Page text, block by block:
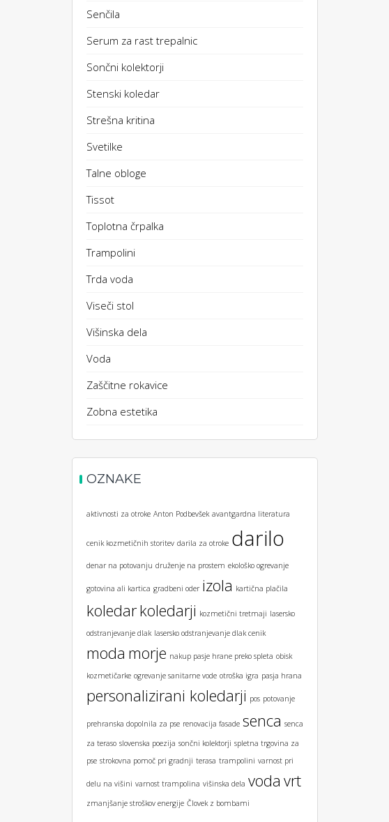
Senčila
Serum za rast trepalnic
Sončni kolektorji
Stenski koledar
Strešna kritina
Svetilke
Talne obloge
Tissot
Toplotna črpalka
Trampolini
Trda voda
Viseči stol
Višinska dela
Voda
Zaščitne rokavice
Zobna estetika
OZNAKE
aktivnosti za otroke Anton Podbevšek avantgardna literatura
cenik kozmetičnih storitev darila za otroke darilo
denar na potovanju druženje na prostem ekološko ogrevanje
gotovina ali kartica gradbeni oder izola kartična plačila
koledarkoledarji kozmetični tretmaji lasersko
odstranjevanje dlak lasersko odstranjevanje dlak cenik
moda morje nakup pasje hrane preko spleta obisk
kozmetičarke ogrevanje sanitarne vode otroška igra pasja hrana
personalizirani koledarji pos potovanje
prehranska dopolnila za pse renovacija fasade senca senca
za teraso slovenska poezija sončni kolektorji spletna trgovina za
pse strokovna pomoč pri gradnji terasa trampolini varnost pri
delu na višini varnost trampolina višinska dela voda vrt
zmanjšanje stroškov energije Človek z bombami